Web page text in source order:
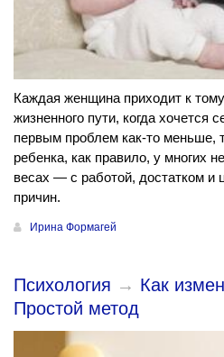
Каждая женщина приходит к
жизненного пути, когда хочется
первым проблем как-то меньше,
ребенка, как правило, у многих
весах — с работой, достатком и
причин.
Ирина Формагей
Психология → Как
Простой метод